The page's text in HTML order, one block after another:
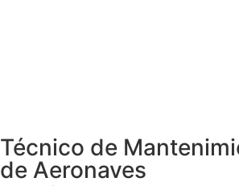
Técnico de
de Aeronaves